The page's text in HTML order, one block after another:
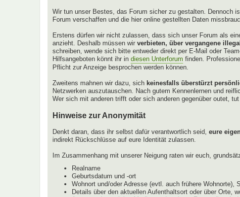
Wir tun unser Bestes, das Forum sicher zu gestalten. Dennoch
Forum verschaffen und die hier online gestellten Daten
Erstens dürfen wir nicht zulassen, dass sich unser Forum als
anzieht. Deshalb müssen wir verbieten, über vergangene
schreiben, wende sich bitte entweder direkt per E-Mail oder
Hilfsangeboten könnt ihr in diesen Unterforum finden.
Pflicht zur Anzeige besprochen werden können.
Zweitens mahnen wir dazu, sich keinesfalls überstürzt
Netzwerken auszutauschen. Nach gutem Kennenlernen und
Wer sich mit anderen trifft oder sich anderen gegenüber outet,
Hinweise zur Anonymität
Denkt daran, dass ihr selbst dafür verantwortlich seid, eure
indirekt Rückschlüsse auf eure Identität zulassen.
Im Zusammenhang mit unserer Neigung raten wir euch,
Realname
Geburtsdatum und -ort
Wohnort und/oder Adresse (evtl. auch frühere Wohnorte),
Details über den aktuellen Aufenthaltsort oder über Orte,